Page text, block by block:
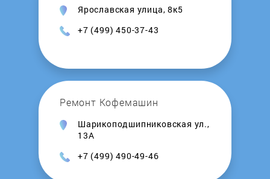
Immergas
Intois
Junker
Ярославская улица, 8к5
+7 (499) 450-37-43
Ремонт Кофемашин
Шарикоподшипниковская ул.,
13А
+7 (499) 490-49-46